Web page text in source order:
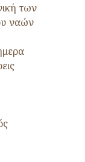
των
ναών